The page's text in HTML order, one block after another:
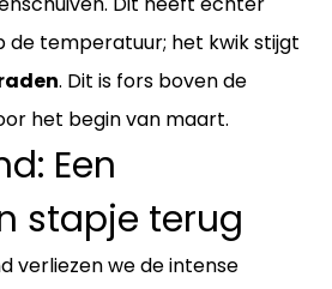
de temperatuur; het kwik stijgt
. Dit is fors boven de
het begin van maart.
Een
stapje terug
verliezen we de intense